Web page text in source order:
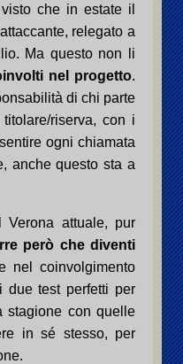
che in estate il
relegato a
Ma questo non li
nel progetto.
di chi parte
riserva, con i
ogni chiamata
anche questo sta a
attuale, pur
però che diventi
nel coinvolgimento
due test perfetti per
stagione con quelle
in sé stesso, per